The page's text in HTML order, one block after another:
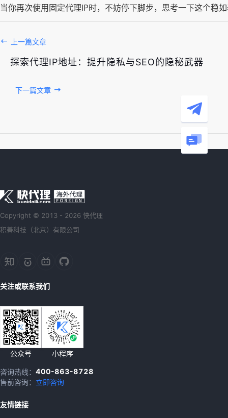
当你再次使用固定代理IP时，不妨停下脚步，思考一下这个稳
上一篇文章
探索代理IP地址：提升隐私与SEO的隐秘武器
下一篇文章
Copyright © 2013 - 2026 快代理
积善科技（北京）有限公司
关注或联系我们
公众号 小程序
咨询热线： 400-863-8728
售前咨询： 立即咨询
友情链接